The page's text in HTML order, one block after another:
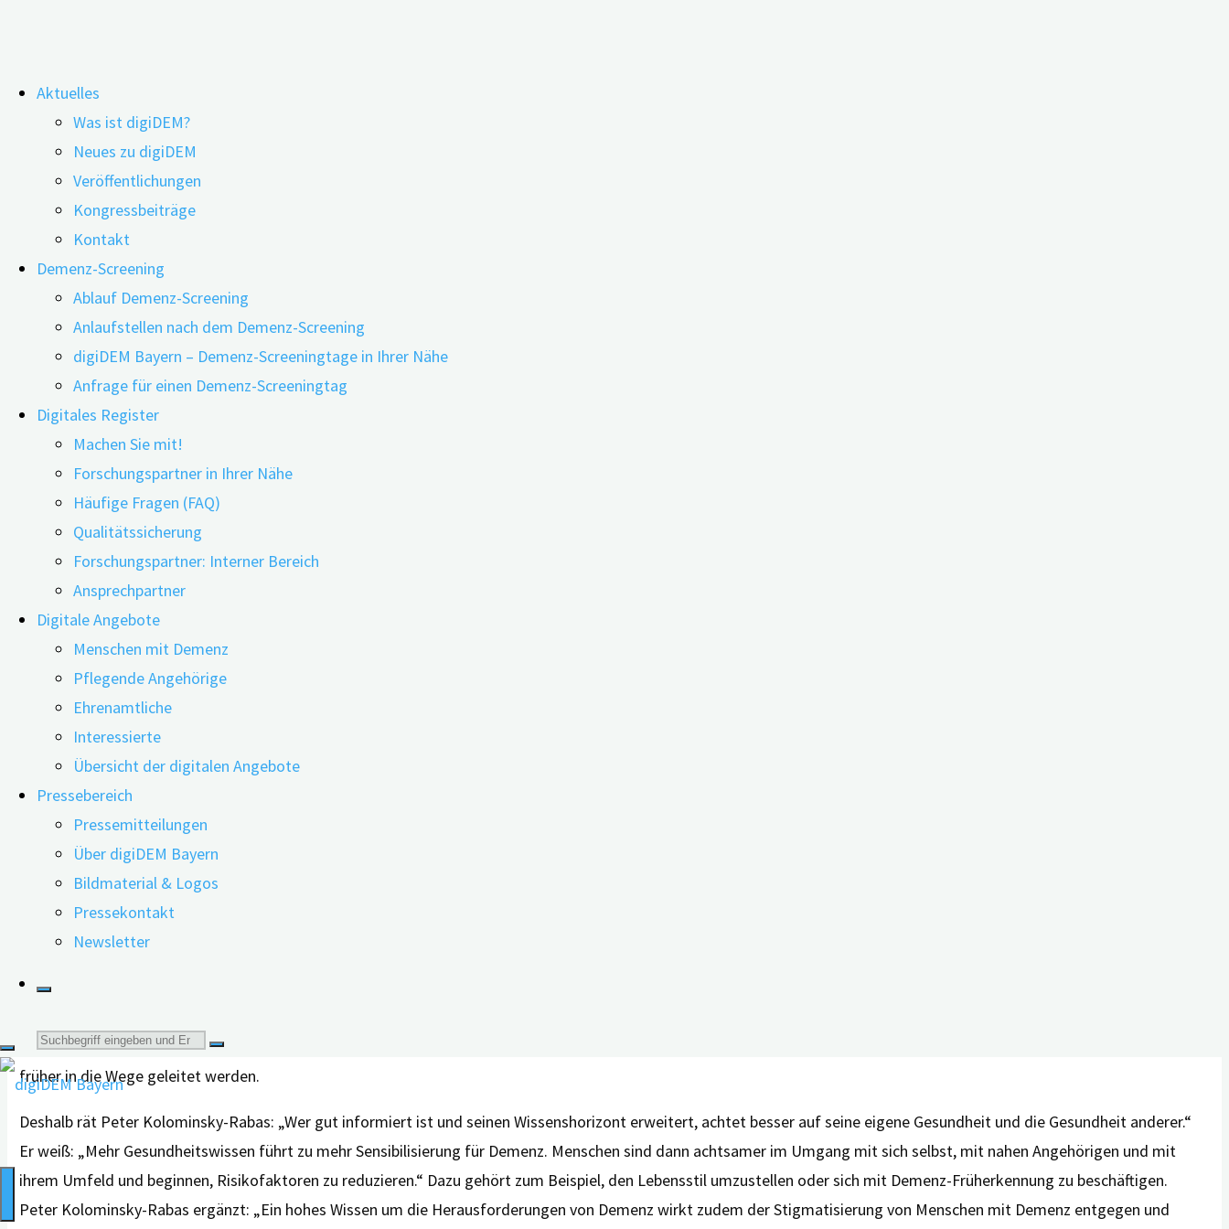
Inhalt
springen
Aktuelles
Was ist digiDEM?
Neues zu digiDEM
Veröffentlichungen
Kongressbeiträge
Kontakt
Demenz-Screening
Ablauf Demenz-Screening
Anlaufstellen nach dem Demenz-Screening
digiDEM Bayern – Demenz-Screeningtage in Ihrer Nähe
Anfrage für einen Demenz-Screeningtag
Digitales Register
Machen Sie mit!
Forschungspartner in Ihrer Nähe
Häufige Fragen (FAQ)
Qualitätssicherung
Forschungspartner: Interner Bereich
Ansprechpartner
Digitale Angebote
Menschen mit Demenz
Pflegende Angehörige
Ehrenamtliche
Interessierte
Übersicht der digitalen Angebote
Pressebereich
Pressemitteilungen
Über digiDEM Bayern
Bildmaterial & Logos
Pressekontakt
Newsletter
Suche
nach:
„Wissenstest Demenz“ stärkt die Gesundheitskompetenz
23.06.202224.06.2026
„Wissenstest Demenz“: So heißt das neue digitale Informationsangebot, das die Forscher*innen von digiDEM Bayern, dem Digitalen Demenzregister Bayern, am
Interdisziplinären Zentrum für Health Technology Assessment (HTA) und Public Health der Friedrich-Alexander-Universität Erlangen-Nürnberg (FAU) entwickelt
haben. Der kostenfreie Online-Test umfasst 30 Fragen, zum Beispiel aus den Bereichen Risikofaktoren, Pflege und Betreuung sowie Symptome oder
Krankheitsverlauf. Er richtet sich an Interessierte, Patienten, Pflegende oder Fachleute und erfasst in fünf Sprachen zuverlässig den Wissensstand über die
Alzheimer-Demenz.
Doch was ist wahr, was ist falsch? Knapp 60 Prozent der Bevölkerung in Deutschland haben eine
über Gesundheitsthemen kundig zu machen, Informationen zu bewerten und diese im täglichen
Leben anzuwenden“, erläutert der Neurologe Prof. Dr. med. Peter Kolominsky-Rabas, Leiter
des Interdisziplinären Zentrums für Health Technology Assessment (HTA) und Public Health der Friedrich-Alexander-Universität Erlangen-Nürnberg (FAU) und einer der
erhalten auf diese Weise frühzeitig Gewissheit und lernen, mit den Krankheitssymptomen umzugehen. Des Weiteren können Behandlungs- und Unterstützungsmöglichkeiten
früher in die Wege geleitet werden.
Deshalb rät Peter Kolominsky-Rabas: „Wer gut informiert ist und seinen Wissenshorizont erweitert, achtet besser auf seine eigene Gesundheit und die Gesundheit anderer.“
Er weiß: „Mehr Gesundheitswissen führt zu mehr Sensibilisierung für Demenz. Menschen sind dann achtsamer im Umgang mit sich selbst, mit nahen Angehörigen und mit
ihrem Umfeld und beginnen, Risikofaktoren zu reduzieren.“ Dazu gehört zum Beispiel, den Lebensstil umzustellen oder sich mit Demenz-Früherkennung zu beschäftigen.
Peter Kolominsky-Rabas ergänzt: „Ein hohes Wissen um die Herausforderungen von Demenz wirkt zudem der Stigmatisierung von Menschen mit Demenz entgegen und